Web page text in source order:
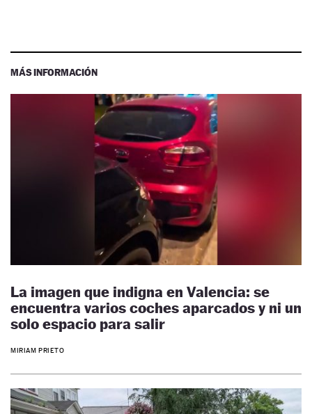
MÁS INFORMACIÓN
La imagen que indigna en Valencia: se
encuentra varios coches aparcados y ni un
solo espacio para salir
MIRIAM PRIETO